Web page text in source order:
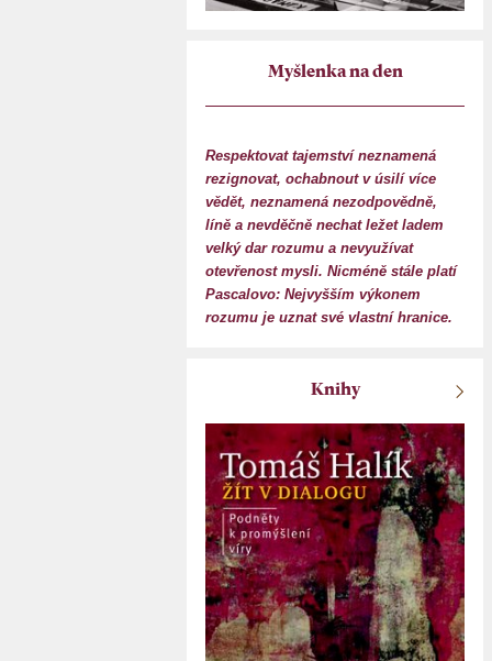
Myšlenka na den
Respektovat tajemství neznamená
rezignovat, ochabnout v úsilí více
vědět, neznamená nezodpovědně,
líně a nevděčně nechat ležet ladem
velký dar rozumu a nevyužívat
otevřenost mysli. Nicméně stále platí
Pascalovo: Nejvyšším výkonem
rozumu je uznat své vlastní hranice.
Knihy